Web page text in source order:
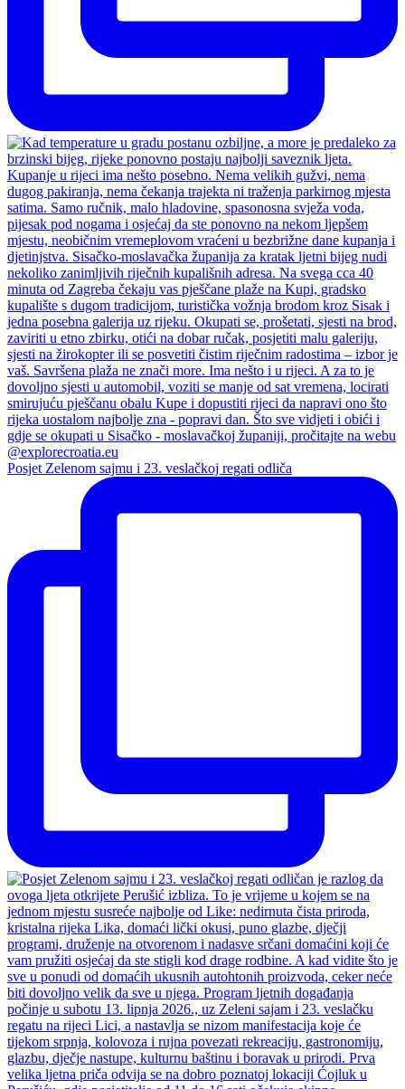
Posjet Zelenom sajmu i 23. veslačkoj regati odliča